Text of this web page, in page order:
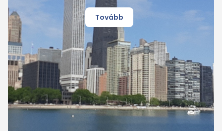
Tovább